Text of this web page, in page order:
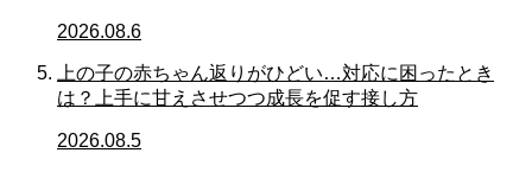
2026.08.6
上の子の赤ちゃん返りがひどい…対応に困ったとき
は？上手に甘えさせつつ成長を促す接し方
2026.08.5